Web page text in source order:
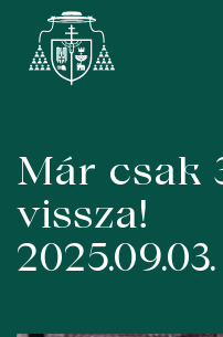
Skip
content
Már csak
vissza!
2025.09.03.